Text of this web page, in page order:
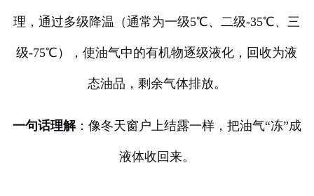
理，通过多级降温（通常为一级5℃、二级-35℃、三
级-75℃），使油气中的有机物逐级液化，回收为液
态油品，剩余气体排放。
一句话理解：像冬天窗户上结露一样，把油气“冻”成
液体收回来。